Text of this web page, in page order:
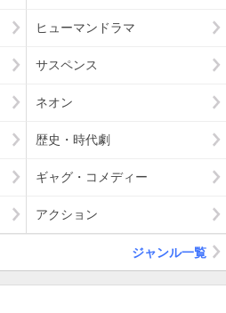
ヒューマンドラマ
サスペンス
ネオン
歴史・時代劇
ギャグ・コメディー
アクション
ジャンル一覧